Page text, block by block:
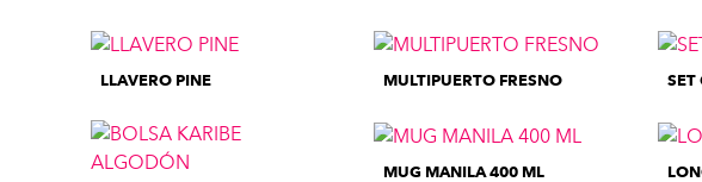
LLAVERO PINE MULTIPUERTO FRESNO SET
MUG MANILA 400 ML